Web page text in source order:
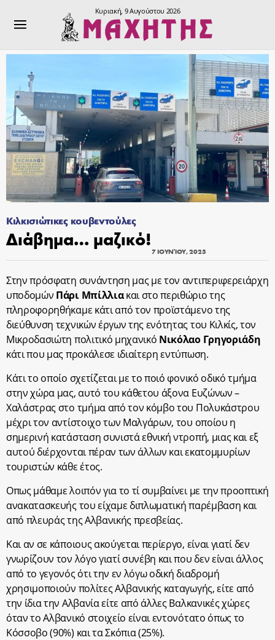
Κυριακή, 9 Αυγούστου 2026
Κιλκισιώτικες κουβεντούλες
Διάβημα… μαζικό!
7 ΙΟΥΝΊΟΥ, 2025
Στην πρόσφατη συνάντηση μας με τον αντιπεριφερειάρχη
υποδομών Πάρι Μπίλλιακαι στο περιθώριο της
πληροφορηθήκαμε κάτι από τον προϊστάμενο της
διεύθυνση τεχνικών έργων της ενότητας του Κιλκίς, τον
Μικροδασιώτη πολιτικό μηχανικό Νικόλαο Γρηγοριάδη
κάτι που μας προκάλεσε ιδιαίτερη εντύπωση.
Κάτι το οποίο σχετίζεται με το ποιό φονικό οδικό τμήμα
στην χώρα μας, αυτό του κάθετου άξονα Ευζώνων –
Χαλάστρας στο τμήμα από τον κόμβο του Πολυκάστρου
μέχρι τον αντίστοιχο των Μαλγάρων, του οποίου η
σημερινή κατάσταση συνιστά εθνική ντροπή, μιας και εξ
αυτού διέρχονται πέραν των άλλων και εκατομμυρίων
τουριστών κάθε έτος.
Οπως μάθαμε λοιπόν για το τί συμβαίνει με την προοπτική
ανακατασκευής του είχαμε διπλωματική παρέμβαση και
από πλευράς της Αλβανικής πρεσβείας.
Και αν σε κάποιους ακούγεται περίεργο, είναι γιατί δεν
γνωρίζουν τον λόγο γιατί συνέβη και που δεν είναι άλλος
από το γεγονός ότι την εν λόγω οδική διαδρομή
χρησιμοποιούν πολίτες Αλβανικής καταγωγής, είτε από
την ίδια την Αλβανία είτε από άλλες Βαλκανικές χώρες
όταν το Αλβανικό στοιχείο είναι εντονότατο όπως το
Κόσσοβο (90%) και τα Σκόπια (25%).